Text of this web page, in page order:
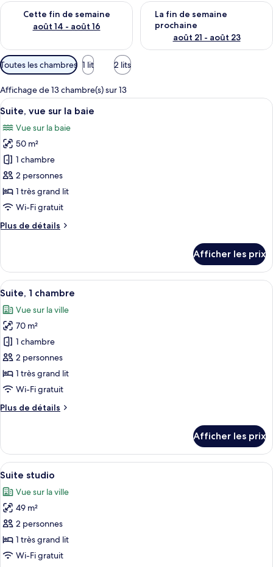
Cette fin de semaine
août 14 - août 16
Vérifier la disponibilité pour cette fin de semaine août 14 -
La fin de semaine
prochaine
août 21 - août 23
Vérifier la disponibilité pour
Filtres
disponibles
pour
les
chambres
Toutes les chambres 1 lit 2 lits
Affichage de 13 chambre(s) sur 13
Afficher
toutes
les
photos
pour
ce
type
de
chambre :
Suite,
la
baie
Une chambre d’hôtel moderne
5
Suite, vue sur la baie
Vue sur la baie
50 m²
1 chambre
2 personnes
1 très grand lit
Wi-Fi gratuit
Plus de détails
Plus
Suite,
vue
sur
baie
Afficher les prix
Afficher
toutes
les
photos
pour
ce
type
de
chambre :
Suite,
Une chambre d’hôtel avec un lit, un
4
Suite, 1 chambre
Vue sur la ville
70 m²
1 chambre
2 personnes
1 très grand lit
Wi-Fi gratuit
Plus de détails
Plus
Suite,
chambre
Afficher les prix
Afficher
toutes
les
photos
pour
ce
type
Une chambre avec un grand lit, un
4
Suite studio
Vue sur la ville
49 m²
2 personnes
1 très grand lit
Wi-Fi gratuit